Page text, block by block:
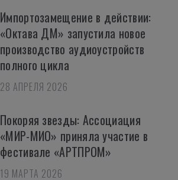
Импортозамещение в действии:
«Октава ДМ» запустила новое
производство аудиоустройств
полного цикла
28 АПРЕЛЯ 2026
Покоряя звезды: Ассоциация
«МИР-МИО» приняла участие в
фестивале «АРТПРОМ»
19 МАРТА 2026